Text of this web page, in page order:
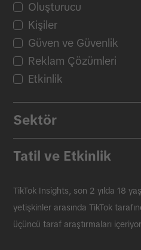
Oluşturucu
Kişiler
Güven ve Güvenlik
Reklam Çözümleri
Etkinlik
Sektör
Uygulamalar
Güzellik ve Kişisel
Paketlenmiş Tüketici
Eğitim
Tatil ve Etkinlik
Okula Dönüş
Efsane Cuma
Noel
TikTok Insights, son 2 yılda 18
yetişkinler arasında TikTok
üçüncü taraf araştırmaları